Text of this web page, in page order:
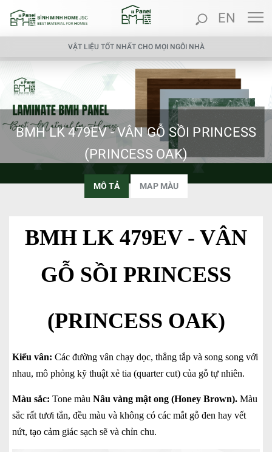
EN
VẬT LIỆU TỐT NHẤT CHO MỌI NGÔI NHÀ
BMH LK 479EV - VÂN GỖ SỒI PRINCESS
(PRINCESS OAK)
MÔ TẢ MAP MÀU
BMH LK 479EV - VÂN
GỖ SỒI PRINCESS
(PRINCESS OAK)
Kiểu vân: Các đường vân chạy dọc, thẳng tắp và song song với
nhau, mô phỏng kỹ thuật xẻ tia (quarter cut) của gỗ tự nhiên.
Màu sắc: Tone màu Nâu vàng mật ong (Honey Brown). Màu
sắc rất tươi tắn, đều màu và không có các mắt gỗ đen hay vết
nứt, tạo cảm giác sạch sẽ và chỉn chu.